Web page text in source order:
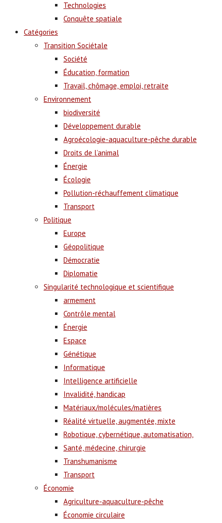
Technologies
Conquête spatiale
Catégories
Transition Sociétale
Société
Éducation, formation
Travail, chômage, emploi, retraite
Environnement
biodiversité
Développement durable
Agroécologie-aquaculture-pêche durable
Droits de l’animal
Énergie
Écologie
Pollution-réchauffement climatique
Transport
Politique
Europe
Géopolitique
Démocratie
Diplomatie
Singularité technologique et scientifique
armement
Contrôle mental
Énergie
Espace
Génétique
Informatique
Intelligence artificielle
Invalidité, handicap
Matériaux/molécules/matières
Réalité virtuelle, augmentée, mixte
Robotique, cybernétique, automatisation,
Santé, médecine, chirurgie
Transhumanisme
Transport
Économie
Agriculture-aquaculture-pêche
Économie circulaire